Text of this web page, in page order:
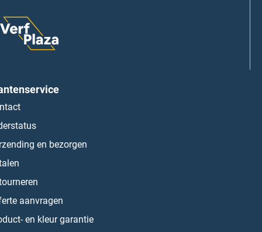
en bezorgen
aanvragen
en kleur garantie